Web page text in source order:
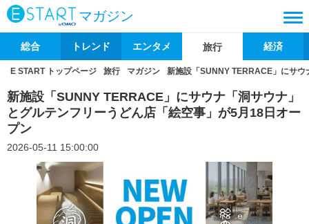
マガジン
総合 トレンド エンタメ 旅行 経済
E START トップページ 旅行 マガジン 新施設「SUNNY TERRACE」にサ
新施設「SUNNY TERRACE」にサウナ「洞サウナ」
とグルテンフリーうどん店「絵空事」が5月18日オー
プン
2026-05-11 15:00:00